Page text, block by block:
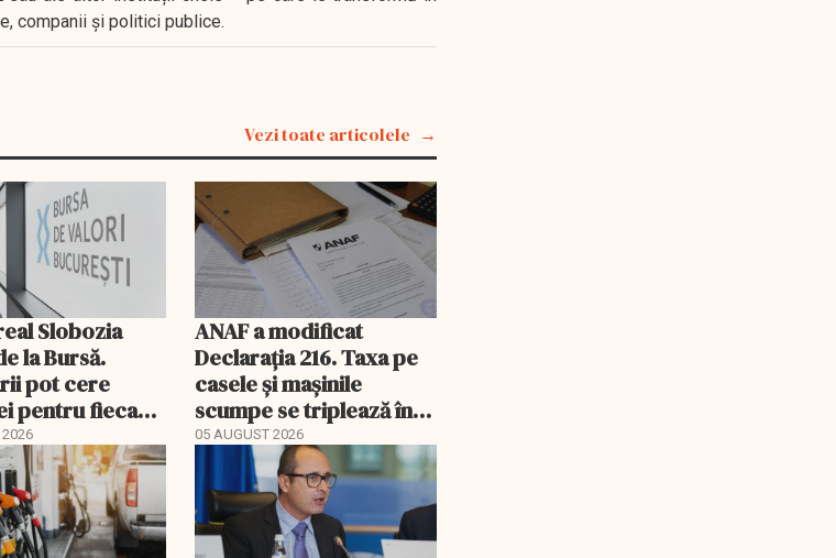
companii și politici publice.
Vezi toate articolele
Slobozia
la Bursă.
pot cere
pentru fiecare
2026
ANAF a modificat
Declarația 216. Taxa pe
casele și mașinile
scumpe se triplează în
2026
05 AUGUST 2026